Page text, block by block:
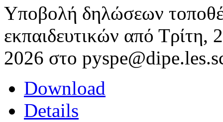
Υποβολή δηλώσεων
εκπαιδευτικών από
2026 στο
Download
Details